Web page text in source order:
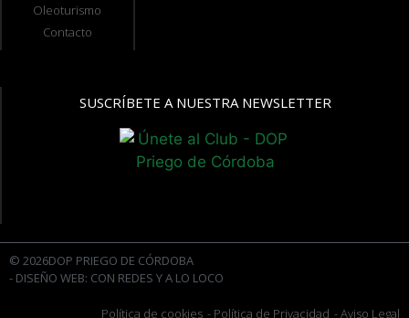
Oleoturismo
Contacto
SUSCRÍBETE A NUESTRA NEWSLETTER
© 2026DOP PRIEGO DE CÓRDOBA
- DISEÑO WEB: CON REDES Y A LO LOCO
Política de cookies - Política de Privacidad - Aviso Legal